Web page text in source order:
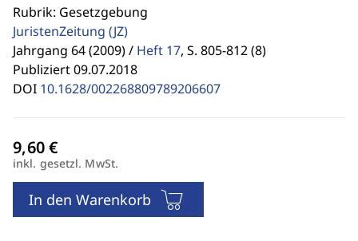
Rubrik: Gesetzgebung
JuristenZeitung (JZ)
Jahrgang 64 (2009) / Heft 17, S. 805-812 (8)
Publiziert 09.07.2018
DOI 10.1628/002268809789206607
inkl. gesetzl. MwSt.
In den Warenkorb